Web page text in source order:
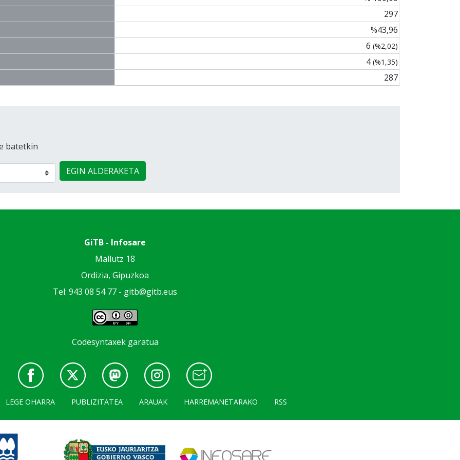
297
%43,96
6 (%2,02)
4(%1,35)
287
batetkin
EGIN ALDERAKETA
GiTB - Infosare
Mallutz 18
Ordizia, Gipuzkoa
Tel: 943 08 54 77 - gitb@gitb.eus
Codesyntaxek garatua
LEGE OHARRA PUBLIZITATEA ARAUAK HARREMANETARAKO RSS